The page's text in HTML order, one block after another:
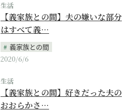
生活
【義家族との間】夫の嫌いな部分
はすべて義…
義家族との間
2020/6/6
生活
【義家族との間】好きだった夫の
おおらかさ…